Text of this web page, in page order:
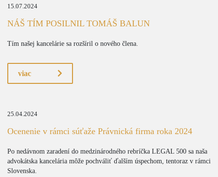
15.07.2024
NÁŠ TÍM POSILNIL TOMÁŠ BALUN
Tím našej kancelárie sa rozšíril o nového člena.
viac
25.04.2024
Ocenenie v rámci súťaže Právnická firma roka 2024
Po nedávnom zaradení do medzinárodného rebríčka LEGAL 500 sa naša
advokátska kancelária môže pochváliť ďalším úspechom, tentoraz v rámci
Slovenska.